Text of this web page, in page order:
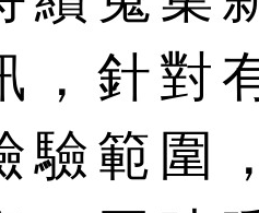
，針對
驗範圍